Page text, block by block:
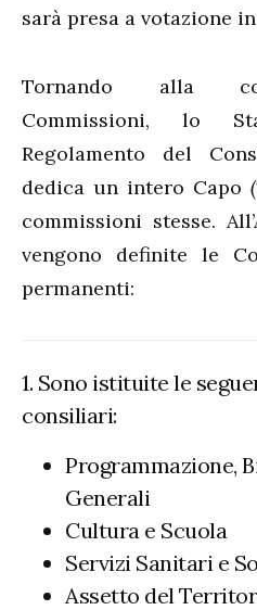
sarà presa a votazione
Tornando alla
Commissioni, lo
Regolamento del
dedica un intero Capo
commissioni stesse.
vengono definite le
permanenti:
1. Sono istituite le
consiliari:
Programmazione,
Generali
Cultura e Scuola
Servizi Sanitari e
Assetto del